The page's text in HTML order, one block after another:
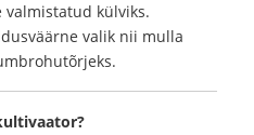
valmistatud külviks.
valik nii mulla